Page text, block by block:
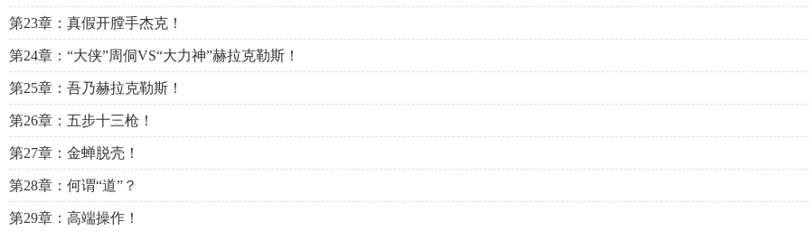
第23章：真假开膛手杰克！
第24章：“大侠”周侗VS“大力神”赫拉克勒斯！
第25章：吾乃赫拉克勒斯！
第26章：五步十三枪！
第27章：金蝉脱壳！
第28章：何谓“道”？
第29章：高端操作！